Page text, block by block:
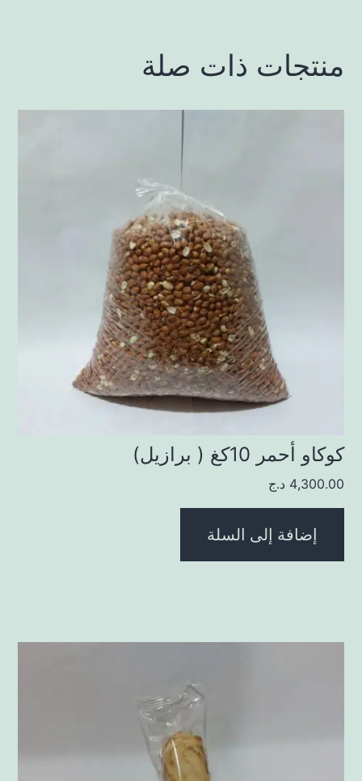
منتجات ذات صلة
كوكاو أحمر 10كغ ( برازيل)
4,300.00 د.ج
إضافة إلى السلة